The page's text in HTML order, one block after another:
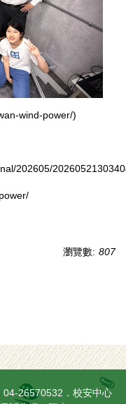
wind-power/)
202605/
瀏覽數: 807
26570532．校安中心